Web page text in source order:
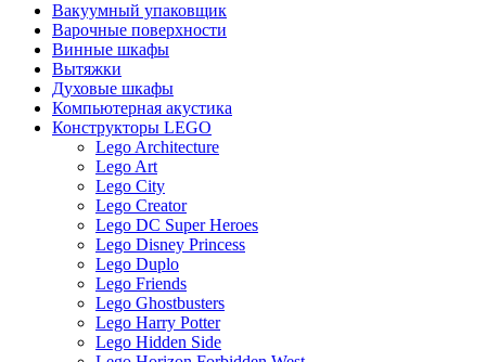
Вакуумный упаковщик
Варочные поверхности
Винные шкафы
Вытяжки
Духовые шкафы
Компьютерная акустика
Конструкторы LEGO
Lego Architecture
Lego Art
Lego City
Lego Creator
Lego DC Super Heroes
Lego Disney Princess
Lego Duplo
Lego Friends
Lego Ghostbusters
Lego Harry Potter
Lego Hidden Side